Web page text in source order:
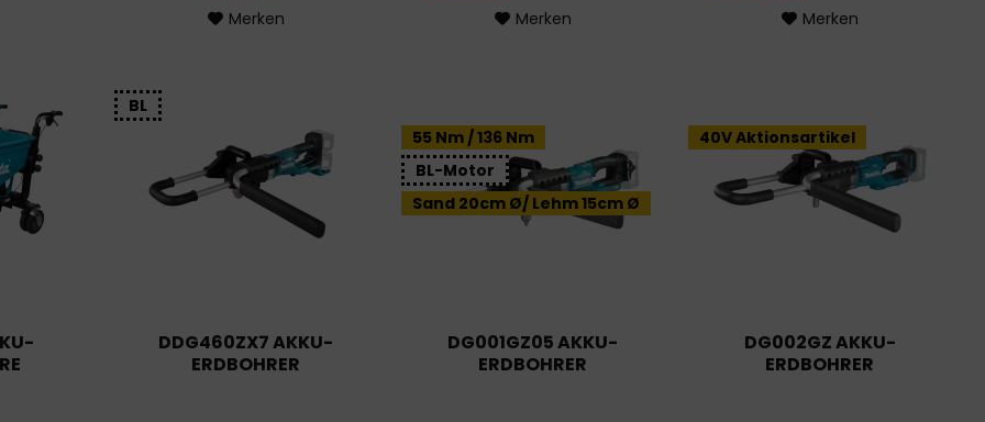
Merken Merken Merken
BL
DDG460ZX7 AKKU-
ERDBOHRER
55 Nm / 136 Nm
BL-Motor
Sand 20cm Ø/ Lehm 15cm Ø
DG001GZ05 AKKU-
ERDBOHRER
40V Aktionsartikel
DG002GZ AKKU-
ERDBOHRER